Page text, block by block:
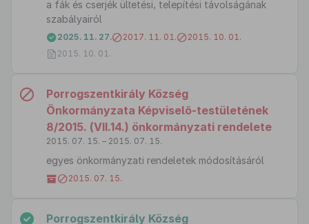
a fák és cserjék ültetési, telepítési távolságának
szabályairól
2025. 11. 27. 2017. 11. 01.
2015. 10. 01.
2015. 10. 01.
Porrogszentkirály Község
Önkormányzata Képviselő-testületének
8/2015. (VII.14.) önkormányzati rendelete
2015. 07. 15. – 2015. 07. 15.
egyes önkormányzati rendeletek módosításáról
2015. 07. 15.
Porrogszentkirály Község